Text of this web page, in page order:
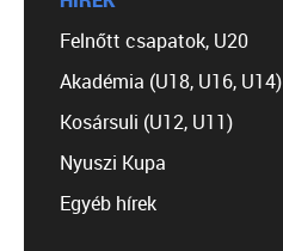
Felnőtt csapatok, U20
Akadémia (U18, U16, U14)
Kosársuli (U12, U11)
Nyuszi Kupa
Egyéb hírek